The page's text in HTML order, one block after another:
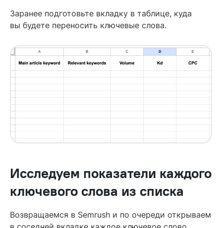
Заранее подготовьте вкладку в таблице, куда
вы будете переносить ключевые слова.
Исследуем показатели каждого
ключевого слова из списка
Возвращаемся в Semrush и по очереди открываем